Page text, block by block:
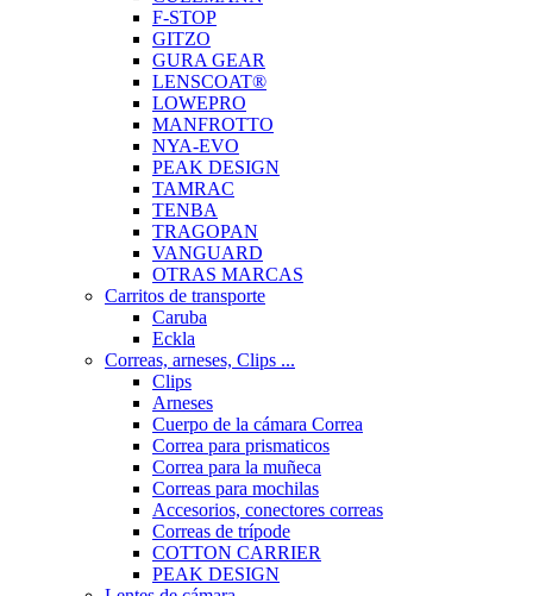
F-STOP
GITZO
GURA GEAR
LENSCOAT®
LOWEPRO
MANFROTTO
NYA-EVO
PEAK DESIGN
TAMRAC
TENBA
TRAGOPAN
VANGUARD
OTRAS MARCAS
Carritos de transporte
Caruba
Eckla
Correas, arneses, Clips ...
Clips
Arneses
Cuerpo de la cámara Correa
Correa para prismaticos
Correa para la muñeca
Correas para mochilas
Accesorios, conectores correas
Correas de trípode
COTTON CARRIER
PEAK DESIGN